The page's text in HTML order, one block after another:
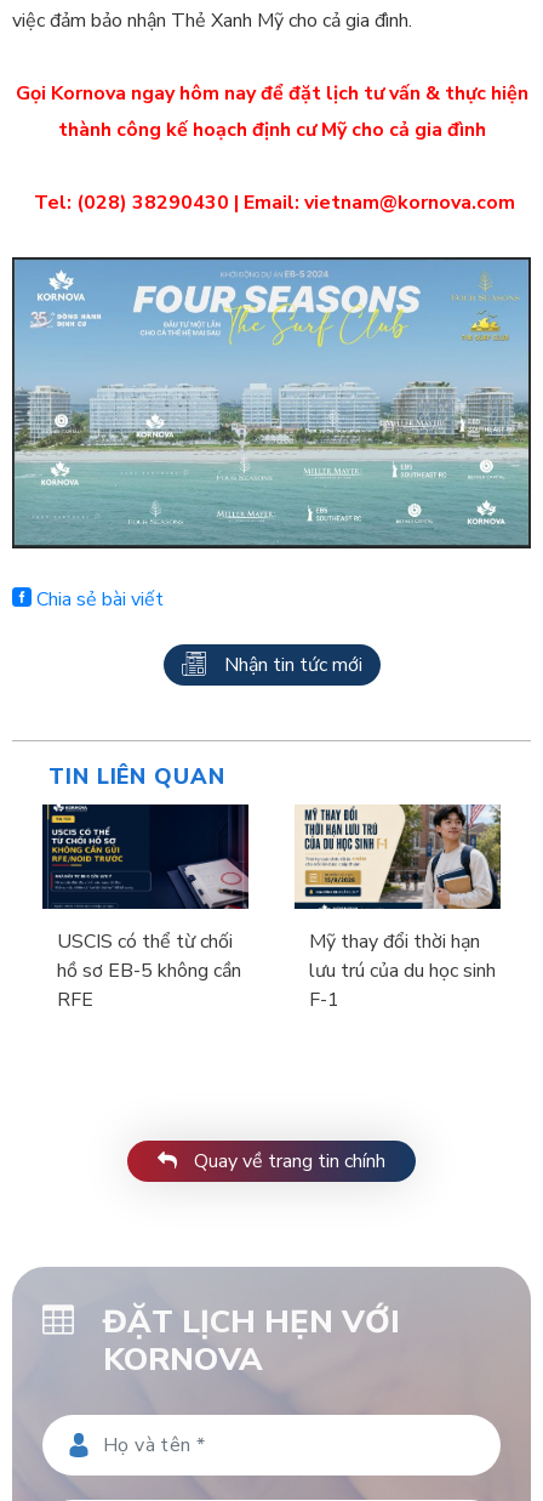
việc đảm bảo nhận Thẻ Xanh Mỹ cho cả gia đình.
Gọi Kornova ngay hôm nay để đặt lịch tư vấn & thực hiện
thành công kế hoạch định cư Mỹ cho cả gia đình
Tel: (028) 38290430 | Email: vietnam@kornova.com
Chia sẻ bài viết
Nhận tin tức mới
TIN LIÊN QUAN
USCIS có thể từ chối
hồ sơ EB-5 không cần
RFE
Mỹ thay đổi thời hạn
lưu trú của du học sinh
F-1
Quay về trang tin chính
ĐẶT LỊCH HẸN VỚI
KORNOVA